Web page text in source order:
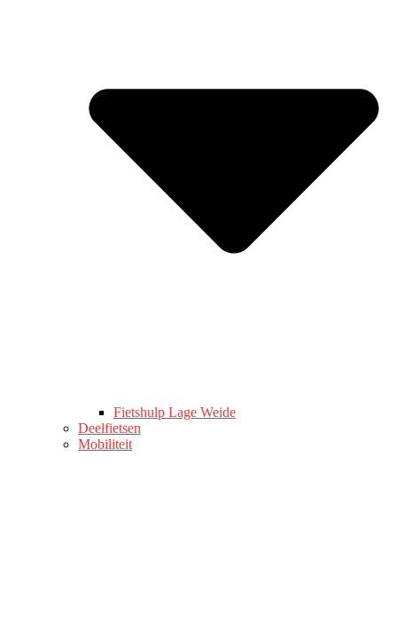
Fietshulp Lage Weide
Deelfietsen
Mobiliteit